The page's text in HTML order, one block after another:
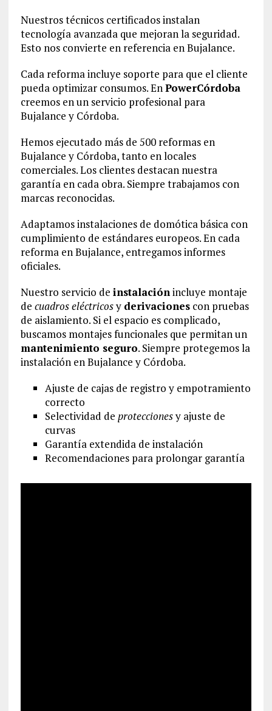
Nuestros técnicos certificados instalan
tecnología avanzada que mejoran la seguridad.
Esto nos convierte en referencia en Bujalance.
Cada reforma incluye soporte para que el cliente
pueda optimizar consumos. En PowerCórdoba
creemos en un servicio profesional para
Bujalance y Córdoba.
Hemos ejecutado más de 500 reformas en
Bujalance y Córdoba, tanto en locales
comerciales. Los clientes destacan nuestra
garantía en cada obra. Siempre trabajamos con
marcas reconocidas.
Adaptamos instalaciones de domótica básica con
cumplimiento de estándares europeos. En cada
reforma en Bujalance, entregamos informes
oficiales.
Nuestro servicio de instalación incluye montaje
de cuadros eléctricosy derivacionescon pruebas
de aislamiento. Si el espacio es complicado,
buscamos montajes funcionales que permitan un
mantenimiento seguro. Siempre protegemos la
instalación en Bujalance y Córdoba.
Ajuste de cajas de registro y empotramiento
correcto
Selectividad de proteccionesy ajuste de
curvas
Garantía extendida de instalación
Recomendaciones para prolongar garantía